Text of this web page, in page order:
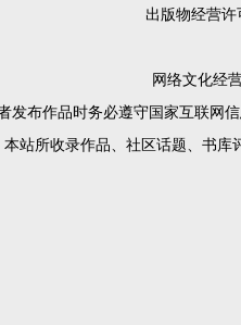
出版物经营许
网络文化经
发布作品时务必遵守国家互联网
本站所收录作品、社区话题、书库